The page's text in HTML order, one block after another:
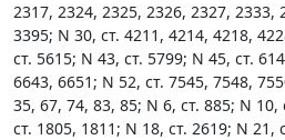
2317, 2324, 2325, 2326, 2327, 2333,
3395; N 30, ст. 4211, 4214, 4218,
ст. 5615; N 43, ст. 5799; N 45, ст.
6643, 6651; N 52, ст. 7545, 7548,
35, 67, 74, 83, 85; N 6, ст. 885; N 10,
ст. 1805, 1811; N 18, ст. 2619; N 21,